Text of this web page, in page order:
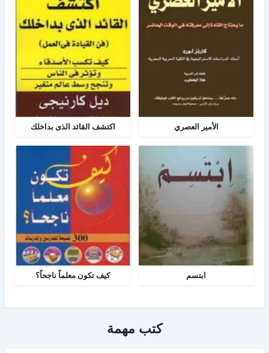
الأمير العصري اكتشف القائد الذى بداخلك
ابتسم كيف تكون معلماً ناجحاً؟
كتب مهمة